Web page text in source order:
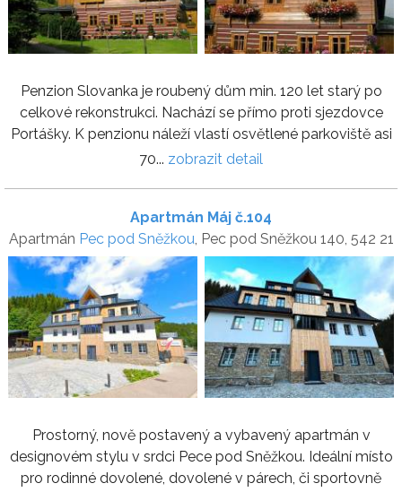
Penzion Slovanka je roubený dům min. 120 let starý po
celkové rekonstrukci. Nachází se přímo proti sjezdovce
Portášky. K penzionu náleží vlastí osvětlené parkoviště asi
70... zobrazit detail
Apartmán Máj č.104
Apartmán Pec pod Sněžkou, Pec pod Sněžkou 140, 542 21
Prostorný, nově postavený a vybavený apartmán v
designovém stylu v srdci Pece pod Sněžkou. Ideální místo
pro rodinné dovolené, dovolené v párech, či sportovně